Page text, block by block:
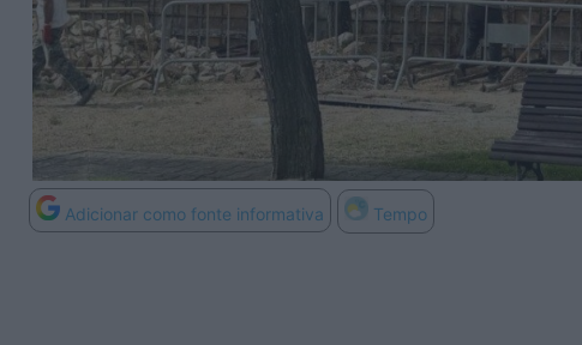
Adicionar como fonte informativa Tempo